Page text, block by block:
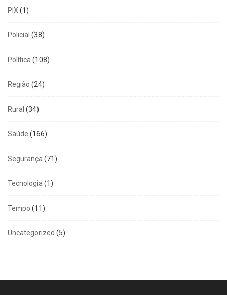
PIX (1)
Policial (38)
Política(108)
Região (24)
Rural (34)
Saúde (166)
Segurança(71)
Tecnologia(1)
Tempo (11)
Uncategorized (5)